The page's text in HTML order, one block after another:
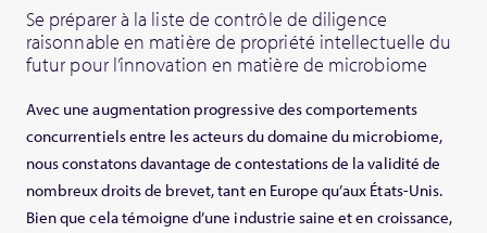
Se préparer à la liste de contrôle de diligence
raisonnable en matière de propriété intellectuelle du
futur pour l’innovation en matière de microbiome
Avec une augmentation progressive des comportements
concurrentiels entre les acteurs du domaine du microbiome,
nous constatons davantage de contestations de la validité de
nombreux droits de brevet, tant en Europe qu’aux États-Unis.
Bien que cela témoigne d’une industrie saine et en croissance,